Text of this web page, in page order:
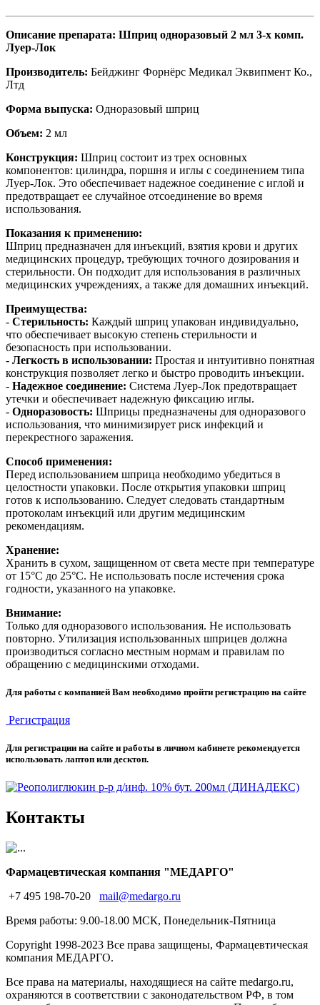
Описание препарата: Шприц одноразовый 2 мл 3-х комп.
Луер-Лок
Производитель: Бейджинг Форнёрс Медикал Эквипмент Ко.,
Лтд
Форма выпуска: Одноразовый шприц
Объем: 2 мл
Конструкция: Шприц состоит из трех основных
компонентов: цилиндра, поршня и иглы с соединением типа
Луер-Лок. Это обеспечивает надежное соединение с иглой и
предотвращает ее случайное отсоединение во время
использования.
Показания к применению:
Шприц предназначен для инъекций, взятия крови и других
медицинских процедур, требующих точного дозирования и
стерильности. Он подходит для использования в различных
медицинских учреждениях, а также для домашних инъекций.
Преимущества:
- Стерильность: Каждый шприц упакован индивидуально,
что обеспечивает высокую степень стерильности и
безопасность при использовании.
- Легкость в использовании: Простая и интуитивно понятная
конструкция позволяет легко и быстро проводить инъекции.
- Надежное соединение: Система Луер-Лок предотвращает
утечки и обеспечивает надежную фиксацию иглы.
- Одноразовость: Шприцы предназначены для одноразового
использования, что минимизирует риск инфекций и
перекрестного заражения.
Способ применения:
Перед использованием шприца необходимо убедиться в
целостности упаковки. После открытия упаковки шприц
готов к использованию. Следует следовать стандартным
протоколам инъекций или другим медицинским
рекомендациям.
Хранение:
Хранить в сухом, защищенном от света месте при температуре
от 15°C до 25°C. Не использовать после истечения срока
годности, указанного на упаковке.
Внимание:
Только для одноразового использования. Не использовать
повторно. Утилизация использованных шприцев должна
производиться согласно местным нормам и правилам по
обращению с медицинскими отходами.
Для работы с компанией Вам необходимо пройти регистрацию на сайте
Регистрация
Для регистрации на сайте и работы в личном кабинете рекомендуется
использовать лаптоп или десктоп.
Контакты
Фармацевтическая компания "МЕДАРГО"
+7 495 198-70-20
mail@medargo.ru
Время работы: 9.00-18.00 МСК, Понедельник-Пятница
Copyright 1998-2023 Все права защищены, Фармацевтическая
компания МЕДАРГО.
Все права на материалы, находящиеся на сайте medargo.ru,
охраняются в соответствии с законодательством РФ, в том